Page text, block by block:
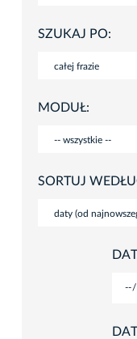
SZUKAJ PO:
MODUŁ:
SORTUJ